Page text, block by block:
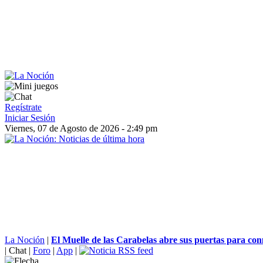
Regístrate
Iniciar Sesión
Viernes, 07 de Agosto de 2026 - 2:49 pm
La Noción | El Muelle de las Carabelas abre sus puertas para
| Chat | Foro | App |